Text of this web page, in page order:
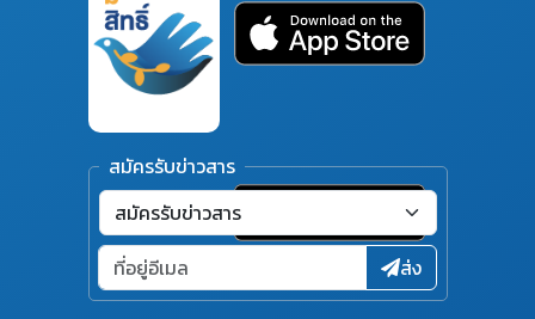
สมัครรับข่าวสาร
ส่ง